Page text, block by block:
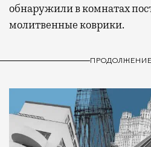
обнаружили в комнатах
молитвенные коврики.